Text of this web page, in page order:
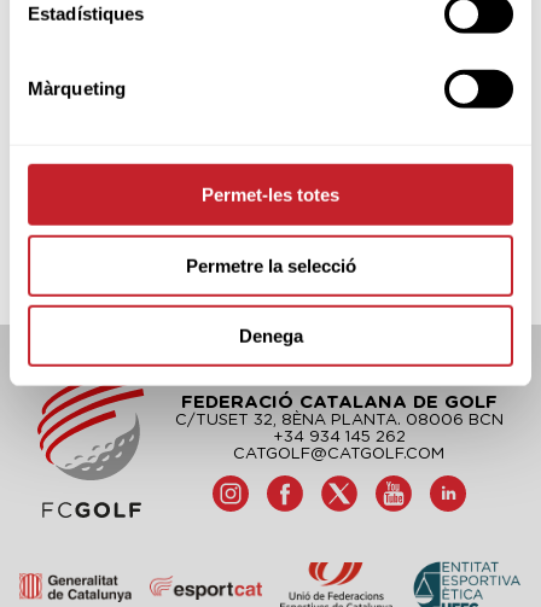
Estadístiques
Màrqueting
Permet-les totes
Permetre la selecció
Denega
FEDERACIÓ CATALANA DE GOLF
C/TUSET 32, 8ÈNA PLANTA. 08006 BCN
+34 934 145 262
CATGOLF@CATGOLF.COM